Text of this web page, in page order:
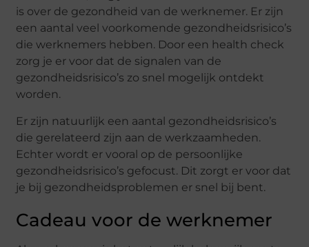
is over de gezondheid van de werknemer. Er zijn
een aantal veel voorkomende gezondheidsrisico’s
die werknemers hebben. Door een health check
zorg je er voor dat de signalen van de
gezondheidsrisico’s zo snel mogelijk ontdekt
worden.
Er zijn natuurlijk een aantal gezondheidsrisico’s
die gerelateerd zijn aan de werkzaamheden.
Echter wordt er vooral op de persoonlijke
gezondheidsrisico’s gefocust. Dit zorgt er voor dat
je bij gezondheidsproblemen er snel bij bent.
Cadeau voor de werknemer